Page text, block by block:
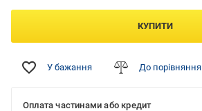
КУПИТИ
У бажання До порівняння
Оплата частинами або кредит